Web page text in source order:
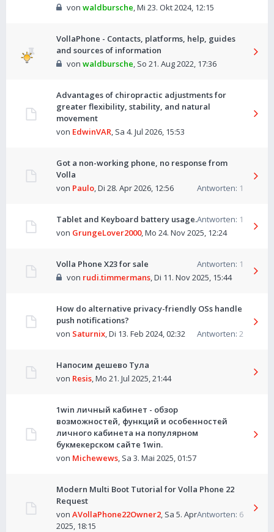
von waldbursche,Mi 23. Okt 2024, 12:15
VollaPhone - Contacts, platforms, help, guides
and sources of information
von waldbursche, So 21. Aug 2022, 17:36
Advantages of chiropractic adjustments for
greater flexibility, stability, and natural
movement
von EdwinVAR, Sa 4. Jul 2026, 15:53
Got a non-working phone, no response from
Volla
Antworten: 1
von Paulo,Di 28. Apr 2026, 12:56
Tablet and Keyboard battery usage.Antworten: 1
von GrungeLover2000,Mo 24. Nov 2025, 12:24
Volla Phone X23 for sale Antworten: 1
von rudi.timmermans,Di 11. Nov 2025, 15:44
How do alternative privacy-friendly OSs handle
push notifications?
Antworten: 2
von Saturnix,Di 13. Feb 2024, 02:32
Напосим дешево Тула
von Resis,Mo 21. Jul 2025, 21:44
1win личный кабинет - обзор
возможностей, функций и особенностей
личного кабинета на популярном
букмекерском сайте 1win.
von Michewews, Sa 3. Mai 2025, 01:57
Modern Multi Boot Tutorial for Volla Phone 22
Request
Antworten: 6
von AVollaPhone22Owner2, Sa 5. Apr
2025, 18:15